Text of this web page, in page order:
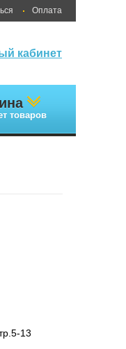
Оплата
кабинет
товаров
13